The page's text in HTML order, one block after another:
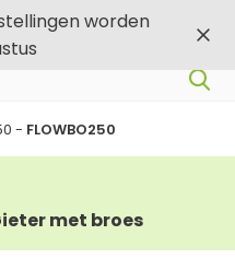
worden
- FLOWBO250
met broes